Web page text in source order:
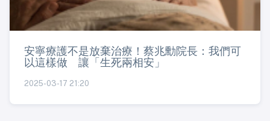
安寧療護不是放棄治療！蔡兆勳院長：我們可
以這樣做 讓「生死兩相安」
2025-03-17 21:20